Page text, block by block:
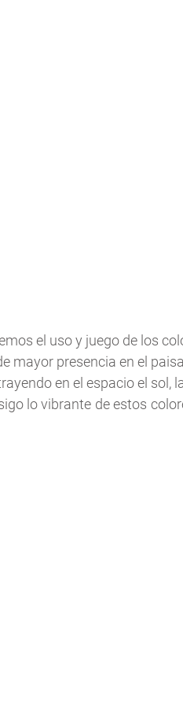
el uso y juego de los
mayor presencia en el
en el espacio el sol,
lo vibrante de estos